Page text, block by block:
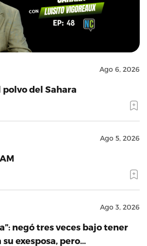
Ago 6, 2026
del Sahara
Ago 5, 2026
Ago 3, 2026
negó tres veces bajo tener
exesposa, pero…